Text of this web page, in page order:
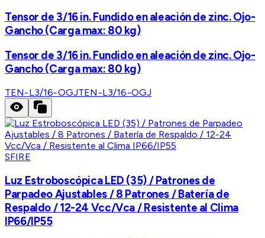
Tensor de 3/16 in. Fundido en aleación de zinc. Ojo-
Gancho (Carga max: 80 kg)
Tensor de 3/16 in. Fundido en aleación de zinc. Ojo-
Gancho (Carga max: 80 kg)
TEN-L3/16-OGJTEN-L3/16-OGJ
SFIRE
Luz Estroboscópica LED (35) / Patrones de
Parpadeo Ajustables / 8 Patrones / Batería de
Respaldo / 12-24 Vcc/Vca / Resistente al Clima
IP66/IP55